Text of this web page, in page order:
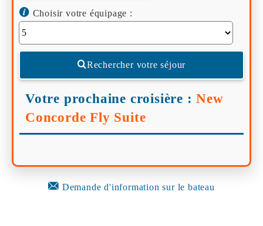
Choisir votre équipage :
Rechercher votre séjour
Votre prochaine croisière :New
Concorde Fly Suite
Demande d'information sur le bateau